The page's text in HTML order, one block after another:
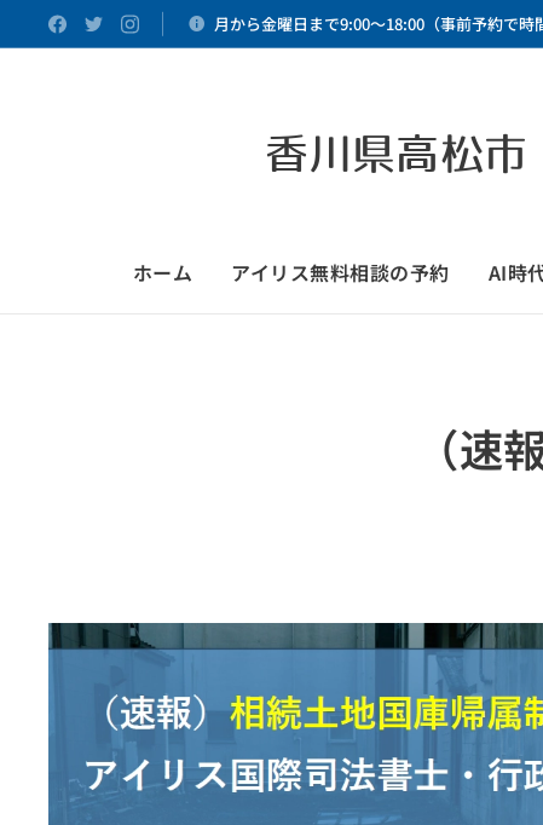
月から金曜日まで9:00～18:00（事前予約で時
香川県高松
ホーム アイリス無料相談の予約 AI時
（速